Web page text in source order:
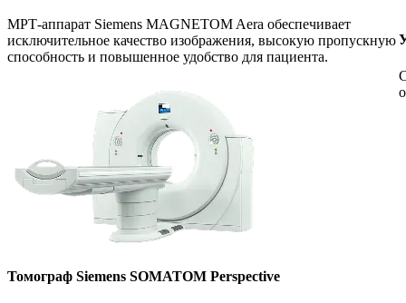
МРТ-аппарат Siemens MAGNETOM Aera обеспечивает
исключительное качество изображения, высокую пропускную
способность и повышенное удобство для пациента.
Томограф Siemens SOMATOM Perspective